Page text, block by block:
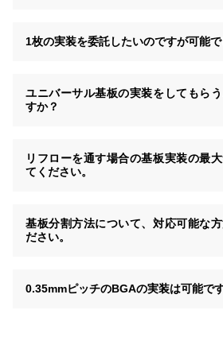
1枚の実装を委託したいのですが可能で
ユニバーサル基板の実装をしてもら
すか？
リフローを通す場合の基板実装の最
てください。
基板分割方法について、対応可能な
ださい。
0.35mmピッチのBGAの実装は可能で